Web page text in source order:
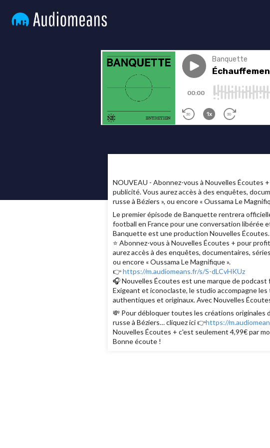
NOUVEAU - Abonnez-vous à Nouvelles Écoutes
publicité. Vous aurez accès à des enquêtes,
russe à Béziers », ou encore « Oussama Le
Le premier épisode de Banquette rentrera
football en France pour une conversation libérée
Banquette est une production Nouvelles Écoutes.
⭐️ Abonnez-vous à Nouvelles Écoutes + pour
aurez accès à des enquêtes, documentaires,
ou encore « Oussama Le Magnifique ».
👉https://m.audiomeans.fr/s/S-dLCvHKUz
🎧 Nouvelles Écoutes est une marque de
Exigeant et iconoclaste, le studio accompagne
authentiques et originaux. Avec Nouvelles
💸 Pour débloquer toutes les créations originales
russe à Béziers… cliquez ici 👉https://
Nouvelles Écoutes + c'est seulement 4,99€ par
Bonne écoute !